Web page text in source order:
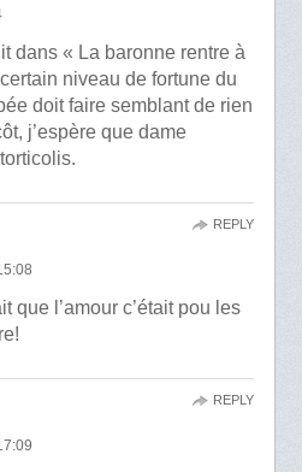
dans « La baronne rentre à
niveau de fortune du
doit faire semblant de rien
j’espère que dame
que l’amour c’était pou les
REPLY
REPLY